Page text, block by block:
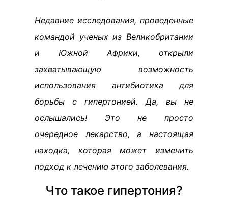
Недавние исследования, проведенные
командой ученых из Великобритании
и Южной Африки, открыли
захватывающую возможность
использования антибиотика для
борьбы с гипертонией. Да, вы не
ослышались! Это не просто
очередное лекарство, а настоящая
находка, которая может изменить
подход к лечению этого заболевания.
Что такое гипертония?